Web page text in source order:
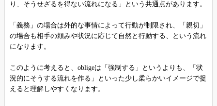
り、そうせざるを得ない流れになる」という共通点があります。
「義務」の場合は外的な事情によって行動が制限され、「親切」
の場合も相手の頼みや状況に応じて自然と行動する、という流れ
になります。
このように考えると、obligeは「強制する」というよりも、「状
況的にそうする流れを作る」といった少し柔らかいイメージで捉
えると理解しやすくなります。